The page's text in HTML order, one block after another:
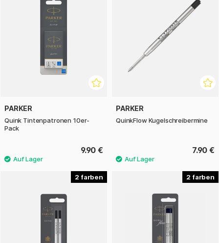
PARKER
Quink Tintenpatronen 10er-
Pack
9.90 €
PARKER
QuinkFlow Kugelschreibermine
7.90 €
2 2